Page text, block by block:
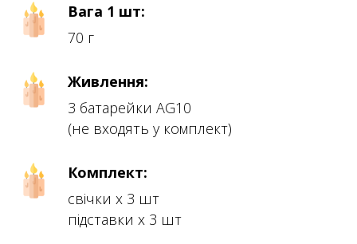
Вага 1 шт:
70 г
Живлення:
3 батарейки AG10
(не входять у комплект)
Комплект:
свічки х 3 шт
підставки х 3 шт